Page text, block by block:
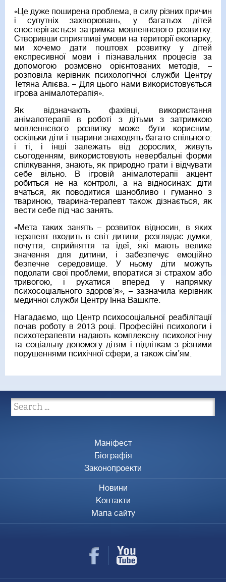
«Це дуже поширена проблема, в силу різних причин
і супутніх захворювань, у багатьох дітей
спостерігається затримка мовленнєвого розвитку.
Створивши сприятливі умови на території екопарку,
ми хочемо дати поштовх розвитку у дітей
експресивної мови і пізнавальних процесів за
допомогою розмовно орієнтованих методів, –
розповіла керівник психологічної служби Центру
Тетяна Алієва. – Для цього нами використовується
ігрова анімалотерапія».
Як відзначають фахівці, використання
анімалотерапії в роботі з дітьми з затримкою
мовленнєвого розвитку може бути корисним,
оскільки діти і тварини знаходять багато спільного:
і ті, і інші залежать від дорослих, живуть
сьогоденням, використовують невербальні форми
спілкування, знають, як природно грати і відчувати
себе вільно. В ігровій анімалотерапії акцент
робиться не на контролі, а на відносинах: діти
вчаться, як поводитися шанобливо і гуманно з
твариною, тварина-терапевт також дізнається, як
вести себе під час занять.
«Мета таких занять – розвиток відносин, в яких
терапевт входить в світ дитини, розглядає думки,
почуття, сприйняття та ідеї, які мають велике
значення для дитини, і забезпечує емоційно
безпечне середовище. У ньому діти можуть
подолати свої проблеми, впоратися зі страхом або
тривогою, і рухатися вперед у напрямку
психосоціального здоров’я», – зазначила керівник
медичної служби Центру Інна Вашкіте.
Нагадаємо, що Центр психосоціальної реабілітації
почав роботу в 2013 році. Професійні психологи і
психотерапевти надають комплексну психологічну
та соціальну допомогу дітям і підліткам з різними
порушеннями психічної сфери, а також сім’ям.
Маніфест
Біографія
Законопроекти
Новини
Контакти
Мапа сайту